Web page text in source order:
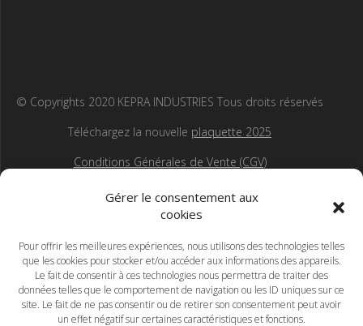
Gérer le consentement aux
cookies
Pour offrir les meilleures expériences, nous utilisons des technologies telles
que les cookies pour stocker et/ou accéder aux informations des appareils.
Le fait de consentir à ces technologies nous permettra de traiter des
données telles que le comportement de navigation ou les ID uniques sur ce
site. Le fait de ne pas consentir ou de retirer son consentement peut avoir
un effet négatif sur certaines caractéristiques et fonctions.
© Copyrights 2020 KEPRA INDUSTRIES Tous droits réservés
Téléchargez la nouvelle plaquette 2025
Conditions Générales de Vente (CGV)